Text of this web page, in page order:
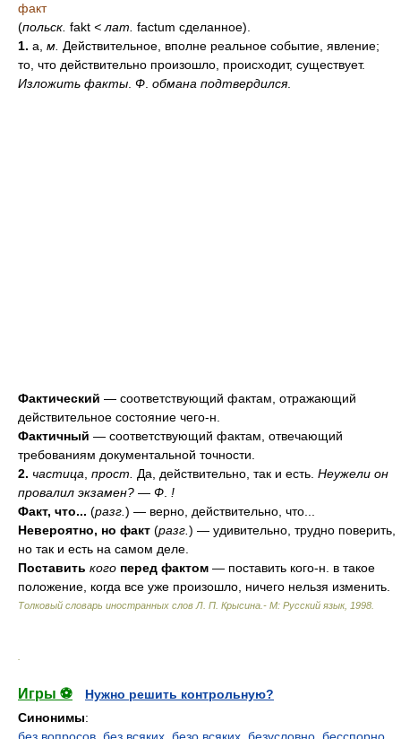
факт
(польск. fakt < лат. factum сделанное).
1. а, м. Действительное, вполне реальное событие, явление;
то, что действительно произошло, происходит, существует.
Изложить факты Ф обмана подтвердился.
Фактический — соответствующий фактам, отражающий
действительное состояние чего-н.
Фактичный — соответствующий фактам, отвечающий
требованиям документальной точности.
2. частица прост. Да, действительно, так и есть. Неужели он
провалил экзамен? — Ф !
Факт, что... (разг. ) — верно, действительно, что...
Невероятно, но факт (разг. ) — удивительно, трудно поверить,
но так и есть на самом деле.
Поставить кого перед фактом — поставить кого-н. в такое
положение, когда все уже произошло, ничего нельзя изменить.
Толковый словарь иностранных слов Л. П. Крысина.- М: Русский язык, 1998
Игры ⚽
Нужно решить контрольную?
Синонимы: